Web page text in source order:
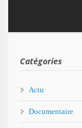
Catégories
Actu
Documentaire